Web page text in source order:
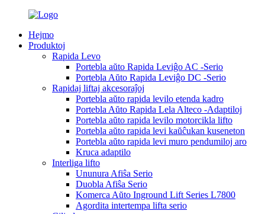
Hejmo
Produktoj
Rapida Levo
Portebla aŭto Rapida Leviĝo AC -Serio
Portebla Aŭto Rapida Leviĝo DC -Serio
Rapidaj liftaj akcesoraĵoj
Portebla aŭto rapida levilo etenda kadro
Portebla Aŭto Rapida Lela Alteco -Adaptiloj
Portebla aŭto rapida levilo motorcikla lifto
Portebla aŭto rapida levi kaŭĉukan kuseneton
Portebla aŭto rapida levi muro pendumiloj aro
Kruca adaptilo
Interliga lifto
Ununura Afiŝa Serio
Duobla Afiŝa Serio
Komerca Aŭto Inground Lift Series L7800
Agordita intertempa lifta serio